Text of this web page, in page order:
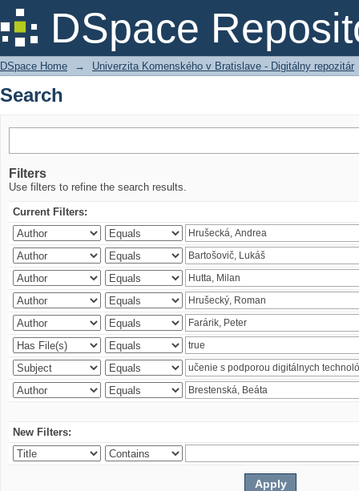
DSpace
Search
DSpace Home → Univerzita Komenského v Bratislave - Digitálny repozitár
Search
Filters
Use filters to refine the search results.
Current Filters:
New Filters: